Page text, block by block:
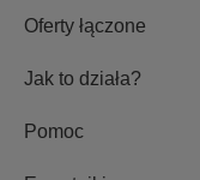
Oferty łączone
Jak to działa?
Pomoc